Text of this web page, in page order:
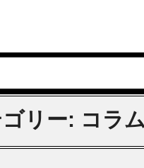
リー: コラム